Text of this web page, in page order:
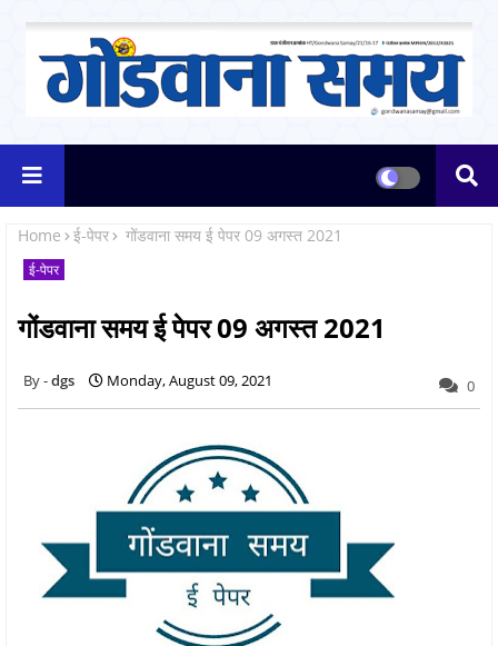
Home ई-पेपर गोंडवाना समय ई पेपर 09 अगस्त 2021
ई-पेपर
गोंडवाना समय ई पेपर 09 अगस्त 2021
dgs Monday, August 09, 2021 0